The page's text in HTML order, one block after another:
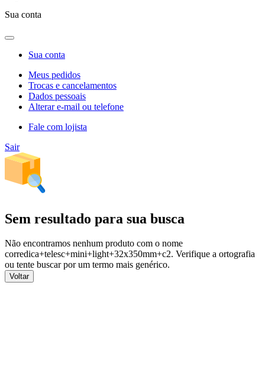
Sua conta
Sua conta
Meus pedidos
Trocas e cancelamentos
Dados pessoais
Alterar e-mail ou telefone
Fale com lojista
Sair
Sem resultado para sua busca
Não encontramos nenhum produto com o nome
corredica+telesc+mini+light+32x350mm+c2. Verifique a ortografia
ou tente buscar por um termo mais genérico.
Voltar